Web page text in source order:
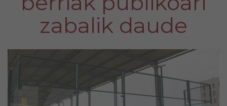
zabalik daude